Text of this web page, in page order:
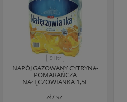
9 litr
NAPÓJ GAZOWANY CYTRYNA-
POMARAŃCZA
NAŁĘCZOWIANKA 1,5L
zł /szt